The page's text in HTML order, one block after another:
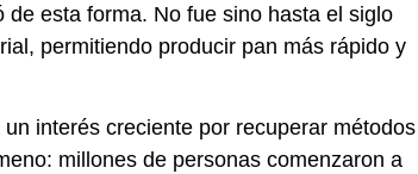
esta forma. No fue sino hasta el siglo
permitiendo producir pan más rápido y
interés creciente por recuperar métodos
millones de personas comenzaron a